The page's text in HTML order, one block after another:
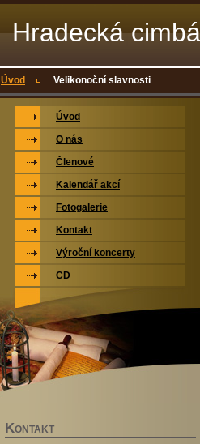
Hradecká
Úvod Velikonoční slavnosti
Úvod
O nás
Členové
Kalendář akcí
Fotogalerie
Kontakt
Výroční koncerty
CD
KONTAKT